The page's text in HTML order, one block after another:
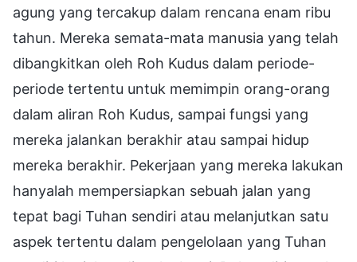
agung yang tercakup dalam rencana enam ribu
tahun. Mereka semata-mata manusia yang telah
dibangkitkan oleh Roh Kudus dalam periode-
periode tertentu untuk memimpin orang-orang
dalam aliran Roh Kudus, sampai fungsi yang
mereka jalankan berakhir atau sampai hidup
mereka berakhir. Pekerjaan yang mereka lakukan
hanyalah mempersiapkan sebuah jalan yang
tepat bagi Tuhan sendiri atau melanjutkan satu
aspek tertentu dalam pengelolaan yang Tuhan